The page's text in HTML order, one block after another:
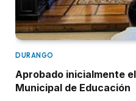
DURANGO
Aprobado inicialmente
Municipal de Educación